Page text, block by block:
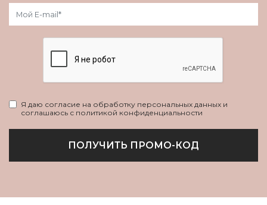
Я даю согласие на обработку персональных данных и
соглашаюсь с политикой конфиденциальности
ПОЛУЧИТЬ ПРОМО-КОД